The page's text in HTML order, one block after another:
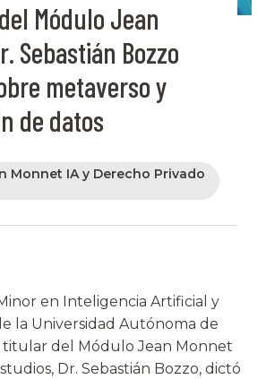
Módulo Jean
Sebastián Bozzo
metaverso y
de datos
Monnet IA y Derecho Privado
en Inteligencia Artificial y
la Universidad Autónoma de
titular del Módulo Jean Monnet
Dr. Sebastián Bozzo, dictó